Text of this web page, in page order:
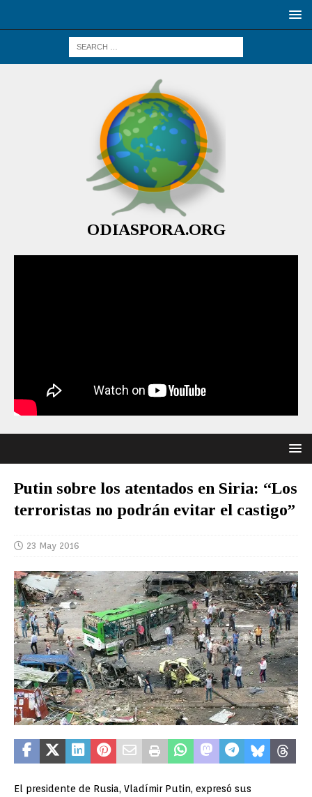
ODIASPORA.ORG
Putin sobre los atentados en Siria: “Los
terroristas no podrán evitar el castigo”
23 May 2016
El presidente de Rusia, Vladímir Putin, expresó sus